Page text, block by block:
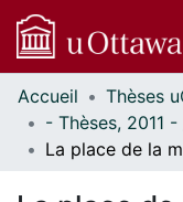
Communautés
et collections
Parcourir
Accueil